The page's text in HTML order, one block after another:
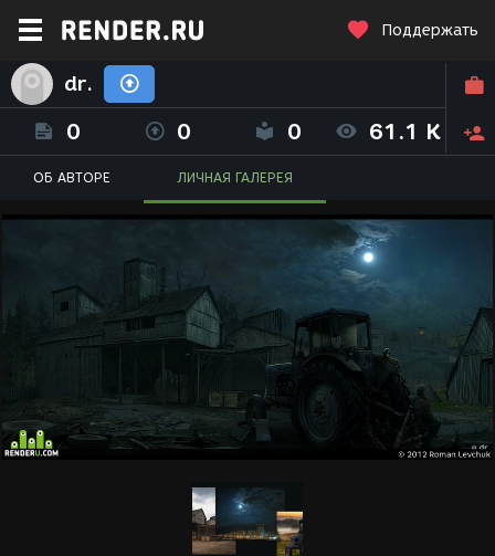
Поддержать
dr.
0 0 0 61.1 K
ОБ АВТОРЕ ЛИЧНАЯ ГАЛЕРЕЯ